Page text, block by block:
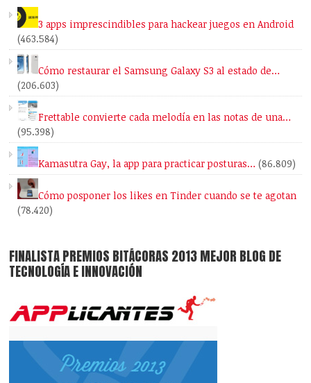
3 apps imprescindibles para hackear juegos en Android
(463.584)
Cómo restaurar el Samsung Galaxy S3 al estado de…
(206.603)
Frettable convierte cada melodía en las notas de una…
(95.398)
Kamasutra Gay, la app para practicar posturas… (86.809)
Cómo posponer los likes en Tinder cuando se te agotan
(78.420)
FINALISTA PREMIOS BITÁCORAS 2013 MEJOR BLOG DE
TECNOLOGÍA E INNOVACIÓN